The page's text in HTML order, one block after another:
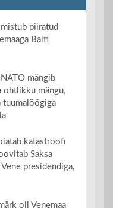
piiratud
Balti
mängib
ohtlikku mängu,
tuumalöögiga
katastroofi
Saksa
presidendiga,
oli Venemaa